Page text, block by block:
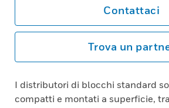
Contattaci
Trova un
I distributori di blocchi standard
compatti e montati a superficie,